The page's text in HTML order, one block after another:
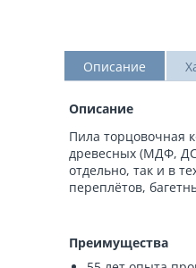
Описание
Описание
Пила торцовочная
древесных (МДФ,
отдельно, так и в
переплётов,
Преимущества